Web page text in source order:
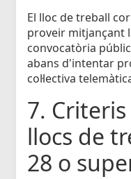
El lloc de treball
proveir mitjançant
convocatòria
abans d'intentar
col·lectiva
7.
llocs de
28 o